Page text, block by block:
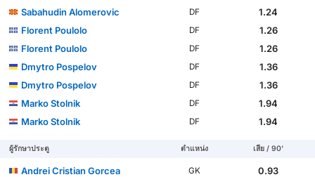
Sabahudin Alomeroviс
DF
1.24
Florent Poulolo
DF
1.26
Florent Poulolo
DF
1.26
Dmytro Pospelov
DF
1.36
Dmytro Pospelov
DF
1.36
Marko Stolnik
DF
1.94
Marko Stolnik
DF 1.94
ผู้รักษาประตู ตำแหน่ง เสีย / 90'
Andrei Cristian Gorcea GK
0.93